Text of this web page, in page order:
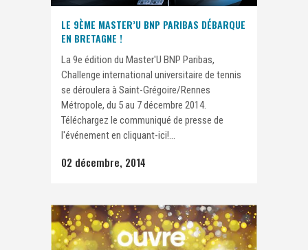
LE 9ÈME MASTER’U BNP PARIBAS DÉBARQUE
EN BRETAGNE !
La 9e édition du Master'U BNP Paribas,
Challenge international universitaire de tennis
se déroulera à Saint-Grégoire/Rennes
Métropole, du 5 au 7 décembre 2014.
Téléchargez le communiqué de presse de
l'événement en cliquant-ici!...
02 décembre, 2014